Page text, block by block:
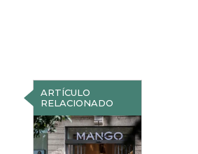
ARTÍCULO
RELACIONADO